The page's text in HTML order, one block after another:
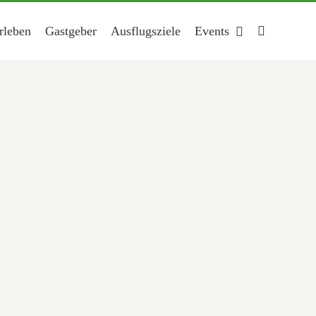
Gastgeber Ausflugsziele Events